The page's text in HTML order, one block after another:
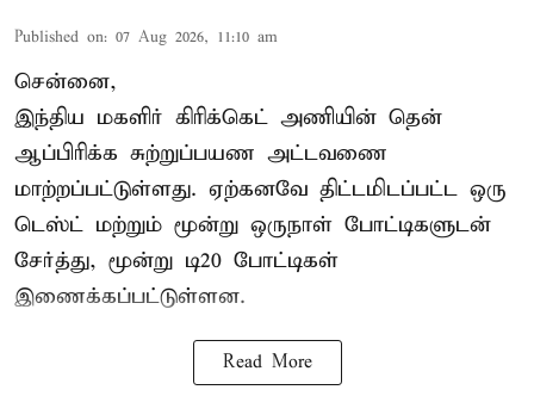
Published on: 07 Aug 2026, 11:10 am
சென்னை,
இந்திய மகளிர் கிரிக்கெட் அணியின் தென்
ஆப்பிரிக்க சுற்றுப்பயண அட்டவணை
மாற்றப்பட்டுள்ளது. ஏற்கனவே திட்டமிடப்பட்ட ஒரு
டெஸ்ட் மற்றும் மூன்று ஒருநாள் போட்டிகளுடன்
சேர்த்து, மூன்று டி20 போட்டிகள்
இணைக்கப்பட்டுள்ளன.
Read More